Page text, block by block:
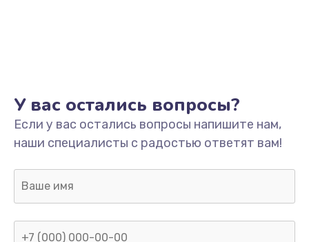
Замена/Pемонт карбюратора
1300 руб.
Заказать
Ремонт капиллярной трубки
400 руб.
У вас остались вопросы?
Если у вас остались вопросы напишите нам,
наши специалисты с радостью ответят вам!